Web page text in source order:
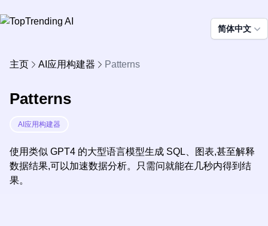
简体中文
主页 AI应用构建器 Patterns
Patterns
AI应用构建器
使用类似 GPT4 的大型语言模型生成 SQL、图表,甚至解释
数据结果,可以加速数据分析。只需问就能在几秒内得到结
果。